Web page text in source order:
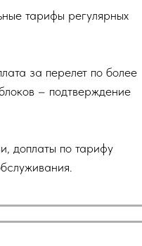
тарифы регулярных
за перелет по более
– подтверждение
доплаты по тарифу